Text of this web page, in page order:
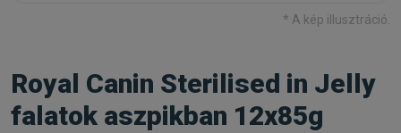
* A kép illusztráció.
Royal Canin Sterilised in Jelly
falatok aszpikban 12x85g